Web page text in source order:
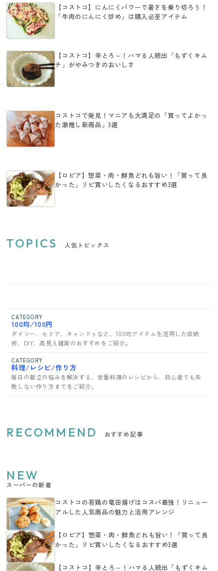
【コストコ】にんにくパワーで暑さを乗り切ろう！
「牛肉のにんにく炒め」は購入必至アイテム
【コストコ】辛とろ～！ハマる人続出「もずくキム
チ」がやみつきのおいしさ
コストコで発見！マニアも大満足の「買ってよかっ
た激推し新商品」3選
【ロピア】惣菜・肉・鮮魚どれも旨い！「買って良
かった」リピ買いしたくなるおすすめ3選
TOPICS 人気トピックス
CATEGORY
100均/100円
ダイソー、セリア、キャンドゥなど、100均アイテムを活用した収納
術、DIY、高見え雑貨のおすすめをご紹介。
CATEGORY
料理/レシピ/作り方
毎日の献立の悩みを解決する、定番料理のレシピから、初心者でも失
敗しない作り方までをご紹介。
RECOMMEND おすすめ記事
NEW
スーパーの新着
コストコの若鶏の竜田揚げはコスパ最強！リニュー
アルした人気商品の魅力と活用アレンジ
【ロピア】惣菜・肉・鮮魚どれも旨い！「買って良
かった」リピ買いしたくなるおすすめ3選
【コストコ】辛とろ～！ハマる人続出「もずくキム